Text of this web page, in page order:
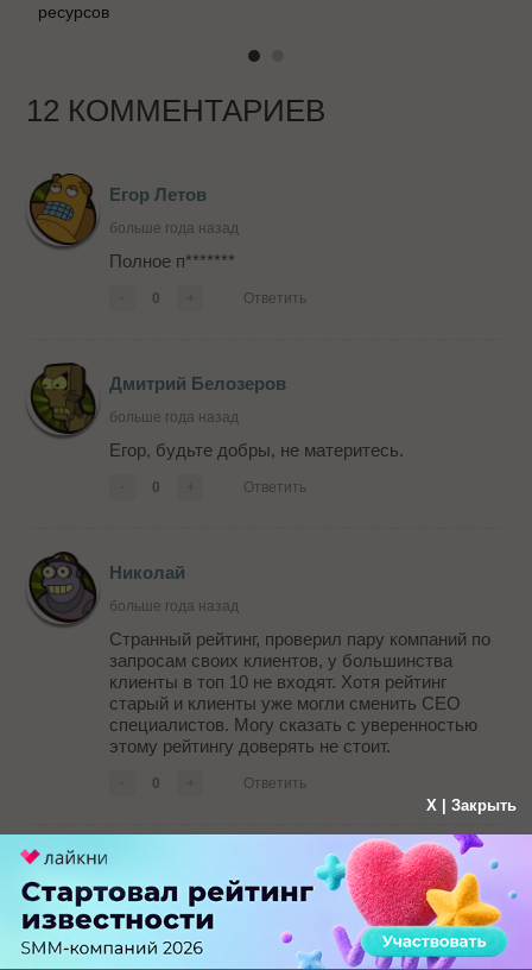
ресурсов
12 КОММЕНТАРИЕВ
Егор Летов
больше года назад
Полное п*******
0 Ответить
Дмитрий Белозеров
больше года назад
Егор, будьте добры, не материтесь.
0 Ответить
Николай
больше года назад
Странный рейтинг, проверил пару компаний по
запросам своих клиентов, у большинства
клиенты в топ 10 не входят. Хотя рейтинг
старый и клиенты уже могли сменить СЕО
специалистов. Могу сказать с уверенностью
этому рейтингу доверять не стоит.
0 Ответить
Потенциальный клиент
больше года назад
Бегло глянул ваш рейтинг - диву даюсь
позициям СЕО-компаний. Везде сами же
X | Закрыть